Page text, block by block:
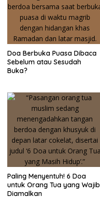
Doa Berbuka Puasa Dibaca
Sebelum atau Sesudah
Buka?
Paling Menyentuh! 6 Doa
untuk Orang Tua yang Wajib
Diamalkan